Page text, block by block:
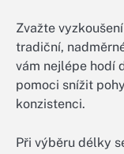
Zvažte
tradiční,
vám nejlépe hodí
pomoci snížit
konzistenci.
Při výběru délky